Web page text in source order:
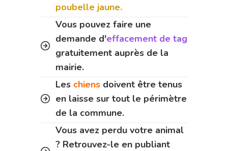
poubelle jaune.
Vous pouvez faire une
demande d'effacement de tag
gratuitement auprès de la
mairie.
Les chiens doivent être tenus
en laisse sur tout le périmètre
de la commune.
Vous avez perdu votre animal
? Retrouvez-le en publiant